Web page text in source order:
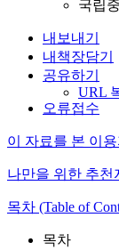
국립
내보내기
내책장담기
공유하기
URL
오류접수
이 자료를 본 이
나만을 위한 추천
목차 (Table of
목차